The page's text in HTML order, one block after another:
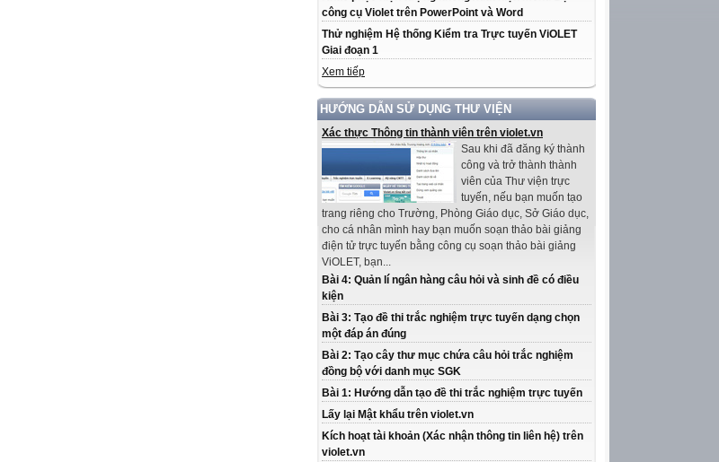
công cụ Violet trên PowerPoint và Word
Thử nghiệm Hệ thống Kiểm tra Trực tuyến ViOLET
Giai đoạn 1
Xem tiếp
HƯỚNG DẪN SỬ DỤNG THƯ VIỆN
Xác thực Thông tin thành viên trên violet.vn
Sau khi đã đăng ký thành
công và trở thành thành
viên của Thư viện trực
tuyến, nếu bạn muốn tạo
trang riêng cho Trường, Phòng Giáo dục, Sở Giáo dục,
cho cá nhân mình hay bạn muốn soạn thảo bài giảng
điện tử trực tuyến bằng công cụ soạn thảo bài giảng
ViOLET, bạn...
Bài 4: Quản lí ngân hàng câu hỏi và sinh đề có điều
kiện
Bài 3: Tạo đề thi trắc nghiệm trực tuyến dạng chọn
một đáp án đúng
Bài 2: Tạo cây thư mục chứa câu hỏi trắc nghiệm
đồng bộ với danh mục SGK
Bài 1: Hướng dẫn tạo đề thi trắc nghiệm trực tuyến
Lấy lại Mật khẩu trên violet.vn
Kích hoạt tài khoản (Xác nhận thông tin liên hệ) trên
violet.vn